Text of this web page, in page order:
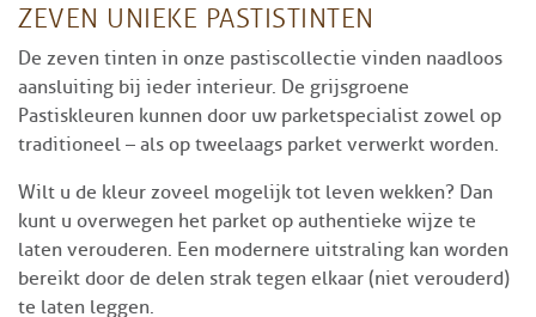
ZEVEN UNIEKE PASTISTINTEN
De zeven tinten in onze pastiscollectie vinden naadloos
aansluiting bij ieder interieur. De grijsgroene
Pastiskleuren kunnen door uw parketspecialist zowel op
traditioneel – als op tweelaags parket verwerkt worden.
Wilt u de kleur zoveel mogelijk tot leven wekken? Dan
kunt u overwegen het parket op authentieke wijze te
laten verouderen. Een modernere uitstraling kan worden
bereikt door de delen strak tegen elkaar (niet verouderd)
te laten leggen.